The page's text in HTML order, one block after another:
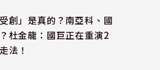
創」是真的？南亞科、國
杜金龍：國巨正在重演2
法！